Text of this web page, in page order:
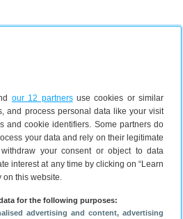
our 12 partnersuse cookies or similar
and process personal data like your visit
and cookie identifiers. Some partners do
your data and rely on their legitimate
your consent or object to data
interest at any time by clicking on “Learn
on this website.
for the following purposes:
advertising and content, advertising
en updates
in het kader van ‘Galaxy for
duurzaamheidsplatform dat
smartphones is toegepast. De
gemaakt van duurzaam
voor de knoppen aan de
van de telefoon zijn
gebruikt. Ook de levensduur
is verlengd. De smartphone